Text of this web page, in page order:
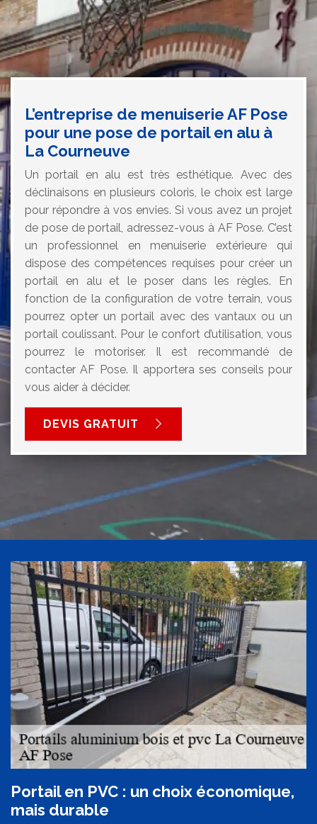
L’entreprise de menuiserie AF Pose
pour une pose de portail en alu à
La Courneuve
Un portail en alu est très esthétique. Avec des
déclinaisons en plusieurs coloris, le choix est large
pour répondre à vos envies. Si vous avez un projet
de pose de portail, adressez-vous à AF Pose. C’est
un professionnel en menuiserie extérieure qui
dispose des compétences requises pour créer un
portail en alu et le poser dans les règles. En
fonction de la configuration de votre terrain, vous
pourrez opter un portail avec des vantaux ou un
portail coulissant. Pour le confort d’utilisation, vous
pourrez le motoriser. Il est recommandé de
contacter AF Pose. Il apportera ses conseils pour
vous aider à décider.
DEVIS GRATUIT
Portail en PVC : un choix économique,
mais durable